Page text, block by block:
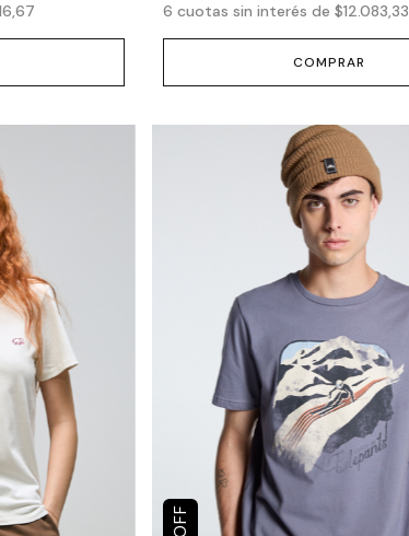
6 cuotas sin interés de $12.083,33
COMPRAR
OFF